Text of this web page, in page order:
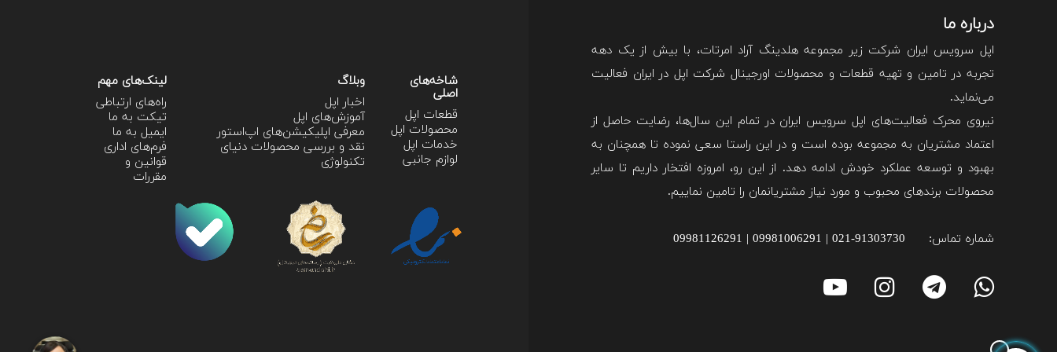
درباره ما
اپل سرویس ایران شرکت زیر مجموعه هلدینگ آراد امرتات، با بیش از یک دهه
تجربه در تامین و تهیه قطعات و محصولات اورجینال شرکت اپل در ایران فعالیت
می‌نماید.
نیروی محرک فعالیت‌های اپل سرویس ایران در تمام این سال‌ها، رضایت حاصل از
اعتماد مشتریان به مجموعه بوده است و در این راستا سعی نموده تا همچنان به
بهبود و توسعه عملکرد خودش ادامه دهد. از این رو، امروزه افتخار داریم تا سایر
محصولات برند‌های محبوب و مورد نیاز مشتریانمان را تامین نماییم.
شماره تماس: 021-91303730 | 09981006291 | 09981126291
شاخه‌های
اصلی
قطعات اپل
محصولات اپل
خدمات اپل
لوازم جانبی
وبلاگ
اخبار اپل
آموزش‌‌های اپل
معرفی اپلیکیشن‌های اپ‌استور
نقد و بررسی محصولات دنیای
تکنولوژی
لینک‌های مهم
راه‌های ارتباطی
تیکت به ما
ایمیل به ما
فرم‌های اداری
قوانین و
مقررات